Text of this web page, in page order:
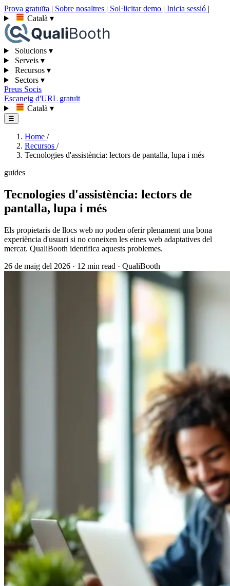
Prova gratuïta | Sobre nosaltres | Sol·licitar demo | Inicia sessió |
Català ▾
Solucions ▾
Serveis ▾
Recursos ▾
Sectors ▾
Preus Socis
Escaneig d'URL gratuït
Català ▾
☰
Home /
Recursos /
Tecnologies d'assistència: lectors de pantalla, lupa i més
guides
Tecnologies d'assistència: lectors de
pantalla, lupa i més
Els propietaris de llocs web no poden oferir plenament una bona
experiència d'usuari si no coneixen les eines web adaptatives del
mercat. QualiBooth identifica aquests problemes.
26 de maig del 2026 · 12 min read · QualiBooth